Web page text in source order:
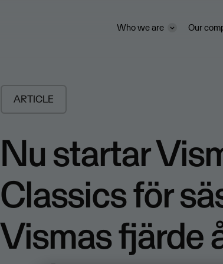
Who we are Our
ARTICLE
Nu startar
Classics för
Vismas fjärde